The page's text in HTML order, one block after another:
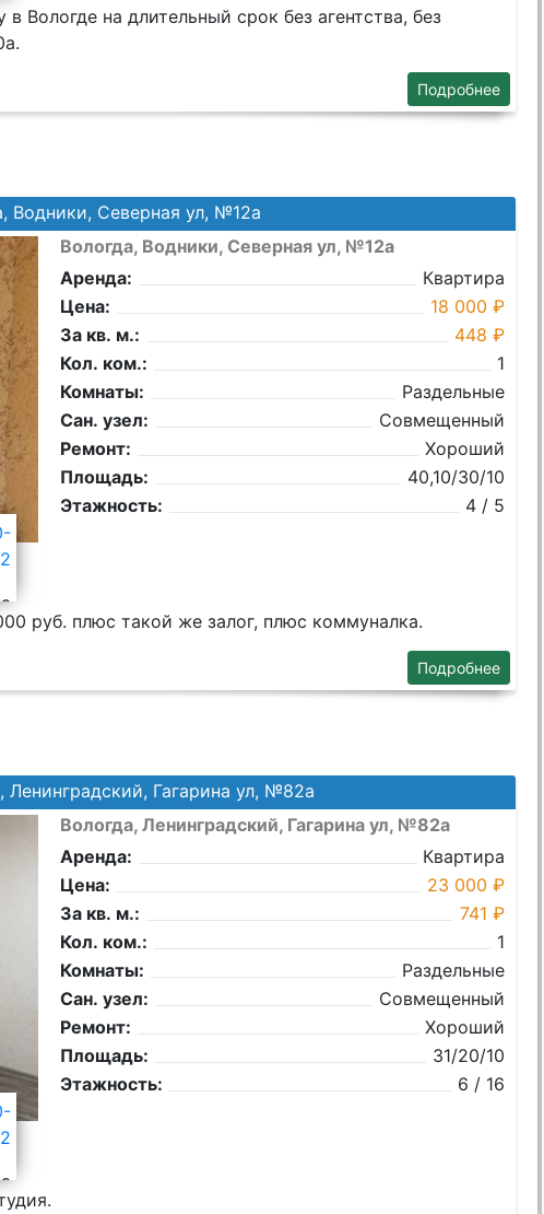
Вологде на длительный срок без агентства, без
Подробнее
Водники, Северная ул, №12а
Вологда, Водники, Северная ул, №12а
Аренда:
Квартира
Цена:
18 000 ₽
За кв. м.:
448 ₽
Кол. ком.:
1
Комнаты:
Раздельные
Сан. узел:
Совмещенный
Ремонт:
Хороший
Площадь:
40,10/30/10
Этажность:
4 / 5
руб. плюс такой же залог, плюс коммуналка.
Подробнее
Ленинградский, Гагарина ул, №82а
Вологда, Ленинградский, Гагарина ул, №82а
Аренда:
Квартира
Цена:
23 000 ₽
За кв. м.:
741 ₽
Кол. ком.:
1
Комнаты:
Раздельные
Сан. узел:
Совмещенный
Ремонт:
Хороший
Площадь:
31/20/10
Этажность:
6 / 16